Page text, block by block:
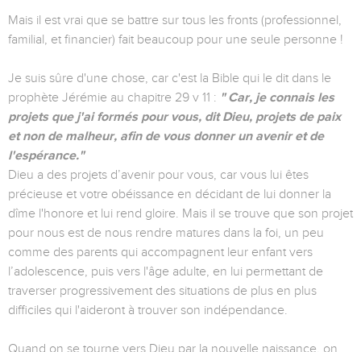
Mais il est vrai que se battre sur tous les fronts (professionnel,
familial, et financier) fait beaucoup pour une seule personne !
Je suis sûre d'une chose, car c'est la Bible qui le dit dans le
prophète Jérémie au chapitre 29 v 11 : " Car, je connais les
projets que j'ai formés pour vous, dit Dieu, projets de paix
et non de malheur, afin de vous donner un avenir et de
l'espérance."
Dieu a des projets d’avenir pour vous, car vous lui êtes
précieuse et votre obéissance en décidant de lui donner la
dîme l'honore et lui rend gloire. Mais il se trouve que son projet
pour nous est de nous rendre matures dans la foi, un peu
comme des parents qui accompagnent leur enfant vers
l’adolescence, puis vers l'âge adulte, en lui permettant de
traverser progressivement des situations de plus en plus
difficiles qui l'aideront à trouver son indépendance.
Quand on se tourne vers Dieu par la nouvelle naissance, on